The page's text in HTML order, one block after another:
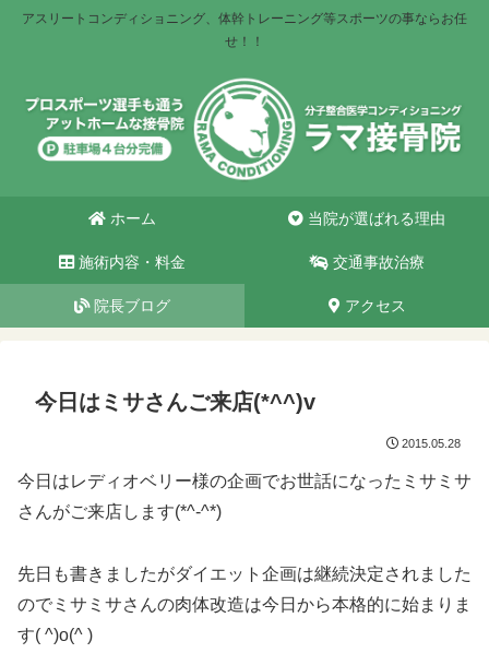
アスリートコンディショニング、体幹トレーニング等スポーツの事ならお任
せ！！
ホーム 当院が選ばれる理由
施術内容・料金 交通事故治療
院長ブログ アクセス
今日はミサさんご来店(*^^)v
2015.05.28
今日はレディオベリー様の企画でお世話になったミサミサ
さんがご来店します(*^-^*)
先日も書きましたがダイエット企画は継続決定されました
のでミサミサさんの肉体改造は今日から本格的に始まりま
す( ^)o(^ )